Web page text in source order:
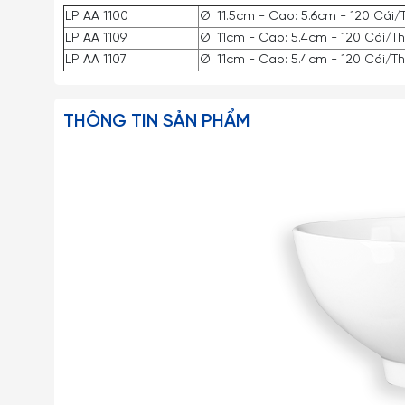
LP AA 1100
Ø: 11.5cm - Cao: 5.6cm - 120 Cái/
LP AA 1109
Ø: 11cm - Cao: 5.4cm - 120 Cái/
LP AA 1107
Ø: 11cm - Cao: 5.4cm - 120 Cái/
THÔNG TIN SẢN PHẨM